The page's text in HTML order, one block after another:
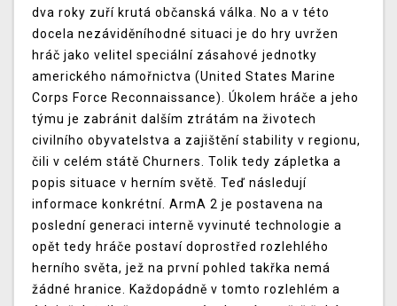
dva roky zuří krutá občanská válka. No a v této
docela nezáviděníhodné situaci je do hry uvržen
hráč jako velitel speciální zásahové jednotky
amerického námořnictva (United States Marine
Corps Force Reconnaissance). Úkolem hráče a jeho
týmu je zabránit dalším ztrátám na životech
civilního obyvatelstva a zajištění stability v regionu,
čili v celém státě Churners. Tolik tedy zápletka a
popis situace v herním světě. Teď následují
informace konkrétní. ArmA 2 je postavena na
poslední generaci interně vyvinuté technologie a
opět tedy hráče postaví doprostřed rozlehlého
herního světa, jež na první pohled takřka nemá
žádné hranice. Každopádně v tomto rozlehlém a